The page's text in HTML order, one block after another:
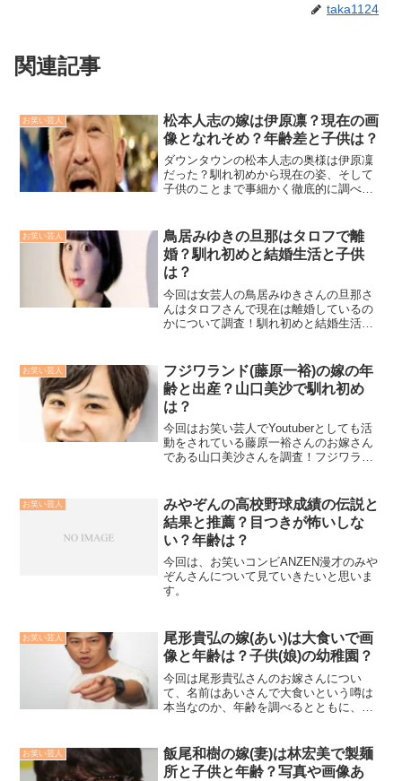
taka1124
関連記事
お笑い芸人
松本人志の嫁は伊原凛？現在の画
像となれそめ？年齢差と子供は？
ダウンタウンの松本人志の奥様は伊原凜
だった？馴れ初めから現在の姿、そして
子供のことまで事細かく徹底的に調べて
されます！
お笑い芸人
鳥居みゆきの旦那はタロフで離
婚？馴れ初めと結婚生活と子供
は？
今回は女芸人の鳥居みゆきさんの旦那さ
んはタロフさんで現在は離婚しているの
かについて調査！馴れ初めと結婚生活と
お笑い芸人
フジワランド(藤原一裕)の嫁の年
齢と出産？山口美沙で馴れ初め
は？
今回はお笑い芸人でYoutuberとしても活
動をされている藤原一裕さんのお嫁さん
である山口美沙さんを調査！フジワラン
いるのかやブログはされている？子役時
代は天才テレビくんに出演？出産やイン
スタについても！
お笑い芸人
みやぞんの高校野球成績の伝説と
結果と推薦？目つきが怖いしな
い？年齢は？
今回は、お笑いコンビANZEN漫才のみや
ぞんさんについて見ていきたいと思いま
す。
お笑い芸人
尾形貴弘の嫁(あい)は大食いで画
像と年齢は？子供(娘)の幼稚園？
今回は尾形貴弘さんのお嫁さんについ
て、名前はあいさんで大食いという噂は
本当なのか、年齢を調べるとともに、子
お笑い芸人
飯尾和樹の嫁(妻)は林宏美で製麺
所と子供と年齢？写真や画像あ